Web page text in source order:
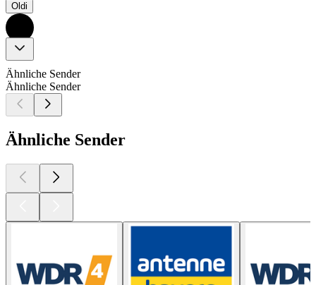
Oldi
Ähnliche Sender
Ähnliche Sender
Ähnliche Sender